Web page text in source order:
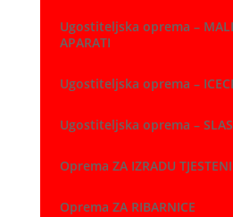
Ugostiteljska oprema – MALI
APARATI
Ugostiteljska oprema –
Ugostiteljska oprema –
Oprema ZA IZRADU
Oprema ZA RIBARNICE